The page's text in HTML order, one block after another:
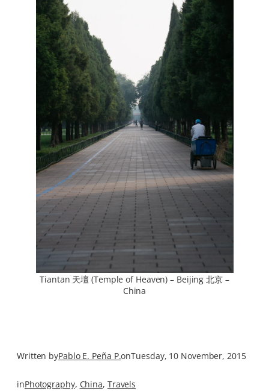
Tiantan 天壇 (Temple of Heaven) – Beijing 北京 –
China
Written byPablo E. Peña P.onTuesday, 10 November, 2015
inPhotography, China, Travels